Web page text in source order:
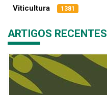
Viticultura 1381
ARTIGOS RECENTES